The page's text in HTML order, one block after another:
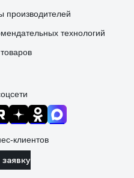
производителей
технологий
клиентов